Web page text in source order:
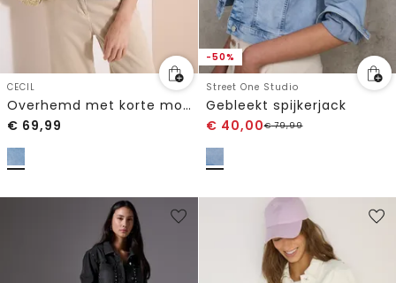
CECIL
Overhemd met korte mouwen en knoopsluiting
€ 69,99
-50%
Street One Studio
Gebleekt spijkerjack
€ 40,00€79,99